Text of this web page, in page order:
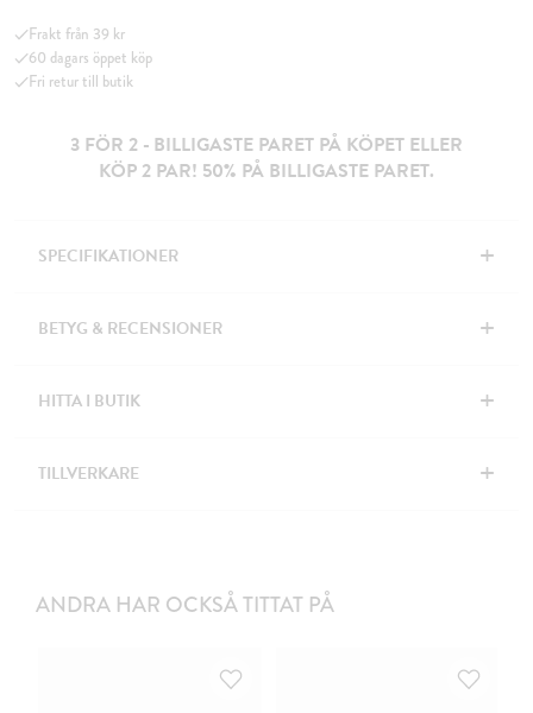
Frakt från 39 kr
60 dagars öppet köp
Fri retur till butik
3 FÖR 2 - BILLIGASTE PARET PÅ KÖPET ELLER
KÖP 2 PAR! 50% PÅ BILLIGASTE PARET.
SPECIFIKATIONER +
BETYG & RECENSIONER +
HITTA I BUTIK +
TILLVERKARE +
ANDRA HAR OCKSÅ TITTAT PÅ